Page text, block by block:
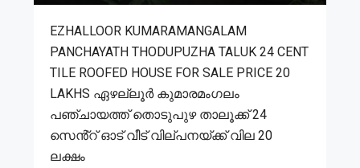
EZHALLOOR KUMARAMANGALAM
PANCHAYATH THODUPUZHA TALUK 24 CENT
TILE ROOFED HOUSE FOR SALE PRICE 20
LAKHS ഏഴല്ലൂർ കുമാരമംഗലം
പഞ്ചായത്ത് തൊടുപുഴ താലൂക്ക് 24
സെൻ്റ് ഓട് വീട് വില്പനയ്ക്ക് വില 20
ലക്ഷം